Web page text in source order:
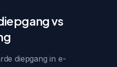
vs
diepgang in e-